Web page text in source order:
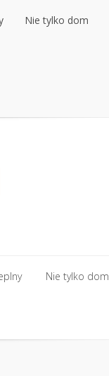
Nie tylko dom
Nie tylko dom